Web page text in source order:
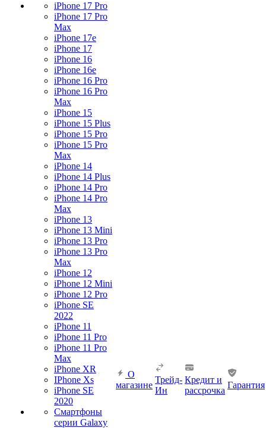
iPhone 17 Pro
iPhone 17 Pro
Max
iPhone 17e
iPhone 17
iPhone 16
iPhone 16e
iPhone 16 Pro
iPhone 16 Pro
Max
iPhone 15
iPhone 15 Plus
iPhone 15 Pro
iPhone 15 Pro
Max
iPhone 14
iPhone 14 Plus
iPhone 14 Pro
iPhone 14 Pro
Max
iPhone 13
iPhone 13 Mini
iPhone 13 Pro
iPhone 13 Pro
Max
iPhone 12
iPhone 12 Mini
iPhone 12 Pro
iPhone SE
2022
iPhone 11
iPhone 11 Pro
iPhone 11 Pro
Max
iPhone XR
IPhone Xs
iPhone SE
2020
Смартфоны
серии Galaxy
О
магазине
Трейд-
Ин
Кредит и
рассрочка
Гарантия